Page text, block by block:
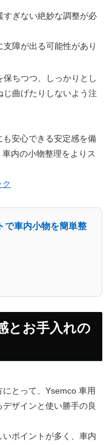
ぎない絶妙な調整が必
障が出る可能性があり
ちつつ、しっかりとし
曲げたりしないよう注
安心できる安定感を備
内の小物整理をよりス
で車内小物を簡単整
とお手入れの
とって、Ysemco 車用
ザインと使い勝手の良
ポイントが多く、車内